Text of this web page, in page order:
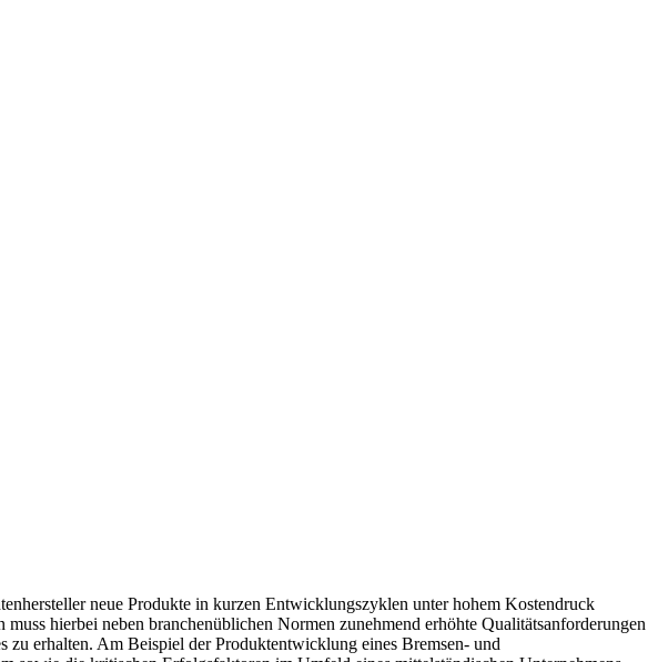
neue Produkte in kurzen Entwicklungszyklen unter hohem Kostendruck
hierbei neben branchenüblichen Normen zunehmend erhöhte Qualitätsanforderungen
zu erhalten. Am Beispiel der Produktentwicklung eines Bremsen- und